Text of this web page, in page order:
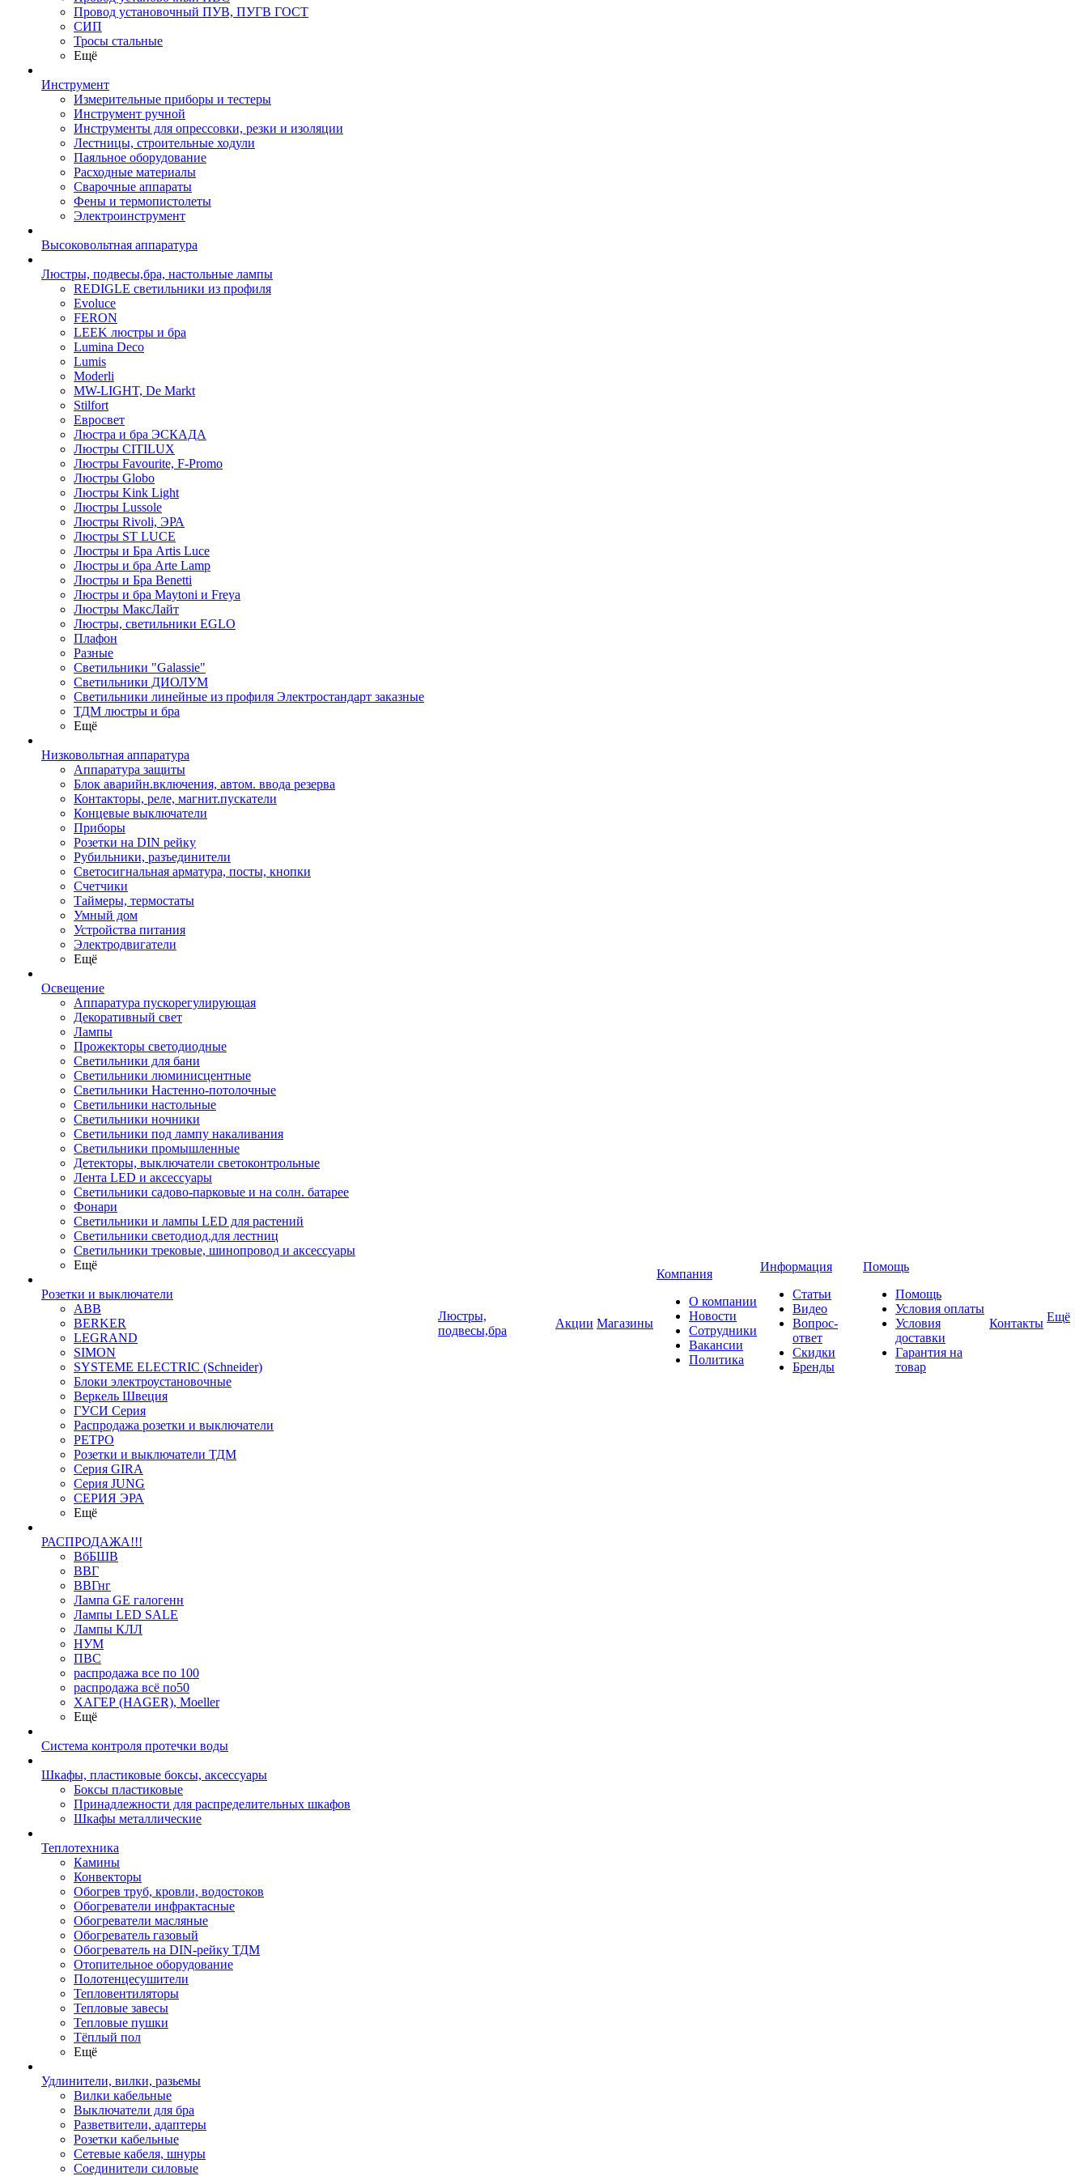
Провод установочный ПУВ, ПУГВ ГОСТ
СИП
Тросы стальные
Ещё
Инструмент
Измерительные приборы и тестеры
Инструмент ручной
Инструменты для опрессовки, резки и изоляции
Лестницы, строительные ходули
Паяльное оборудование
Расходные материалы
Сварочные аппараты
Фены и термопистолеты
Электроинструмент
Высоковольтная аппаратура
Люстры, подвесы,бра, настольные лампы
REDIGLE светильники из профиля
Evoluce
FERON
LEEK люстры и бра
Lumina Deco
Lumis
Moderli
MW-LIGHT, De Markt
Stilfort
Евросвет
Люстра и бра ЭСКАДА
Люстры CITILUX
Люстры Favourite, F-Promo
Люстры Globo
Люстры Kink Light
Люстры Lussole
Люстры Rivoli, ЭРА
Люстры ST LUCE
Люстры и Бра Artis Luce
Люстры и бра Arte Lamp
Люстры и Бра Benetti
Люстры и бра Maytoni и Freya
Люстры МаксЛайт
Люстры, светильники EGLO
Плафон
Разные
Светильники "Galassie"
Светильники ДИОЛУМ
Светильники линейные из профиля Электростандарт заказные
ТДМ люстры и бра
Ещё
Низковольтная аппаратура
Аппаратура защиты
Блок аварийн.включения, автом. ввода резерва
Контакторы, реле, магнит.пускатели
Концевые выключатели
Приборы
Розетки на DIN рейку
Рубильники, разъединители
Светосигнальная арматура, посты, кнопки
Счетчики
Таймеры, термостаты
Умный дом
Устройства питания
Электродвигатели
Ещё
Освещение
Аппаратура пускорегулирующая
Декоративный свет
Лампы
Прожекторы светодиодные
Светильники для бани
Светильники люминисцентные
Светильники Настенно-потолочные
Светильники настольные
Светильники ночники
Светильники под лампу накаливания
Светильники промышленные
Детекторы, выключатели светоконтрольные
Лента LED и аксессуары
Светильники садово-парковые и на солн. батарее
Фонари
Светильники и лампы LED для растений
Светильники светодиод.для лестниц
Светильники трековые, шинопровод и аксессуары
Ещё
Розетки и выключатели
ABB
BERKER
LEGRAND
SIMON
SYSTEME ELECTRIC (Schneider)
Блоки электроустановочные
Веркель Швеция
ГУСИ Серия
Распродажа розетки и выключатели
РЕТРО
Розетки и выключатели ТДМ
Серия GIRA
Серия JUNG
СЕРИЯ ЭРА
Ещё
РАСПРОДАЖА!!!
ВбБШВ
ВВГ
ВВГнг
Лампа GE галогенн
Лампы LED SALE
Лампы КЛЛ
НУМ
ПВС
распродажа все по 100
распродажа всё по50
ХАГЕР (HAGER), Moeller
Ещё
Система контроля протечки воды
Шкафы, пластиковые боксы, аксессуары
Боксы пластиковые
Принадлежности для распределительных шкафов
Шкафы металлические
Теплотехника
Камины
Конвекторы
Обогрев труб, кровли, водостоков
Обогреватели инфрактасные
Обогреватели масляные
Обогреватель газовый
Обогреватель на DIN-рейку ТДМ
Отопительное оборудование
Полотенцесушители
Тепловентиляторы
Тепловые завесы
Тепловые пушки
Тёплый пол
Ещё
Удлинители, вилки, разьемы
Вилки кабельные
Выключатели для бра
Разветвители, адаптеры
Розетки кабельные
Сетевые кабеля, шнуры
Соединители силовые
Люстры,
подвесы,бра
Акции Магазины
Компания
О компании
Новости
Сотрудники
Вакансии
Политика
Информация
Статьи
Видео
Вопрос-
ответ
Скидки
Бренды
Помощь
Помощь
Условия оплаты
Условия
доставки
Гарантия на
товар
Контакты Ещё